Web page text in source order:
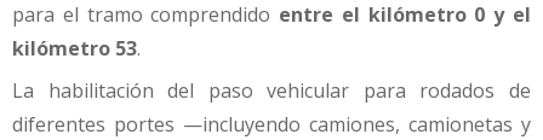
para el tramo comprendido entre el kilómetro 0 y el
kilómetro 53.
La habilitación del paso vehicular para rodados de
diferentes portes —incluyendo camiones, camionetas y